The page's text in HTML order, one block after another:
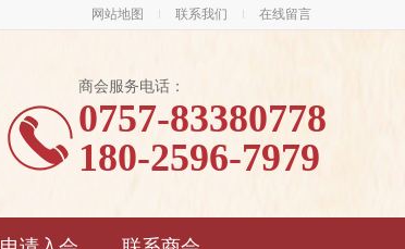
网站地图 联系我们 在线留言
商会服务电话：
0757-83380778
180-2596-7979